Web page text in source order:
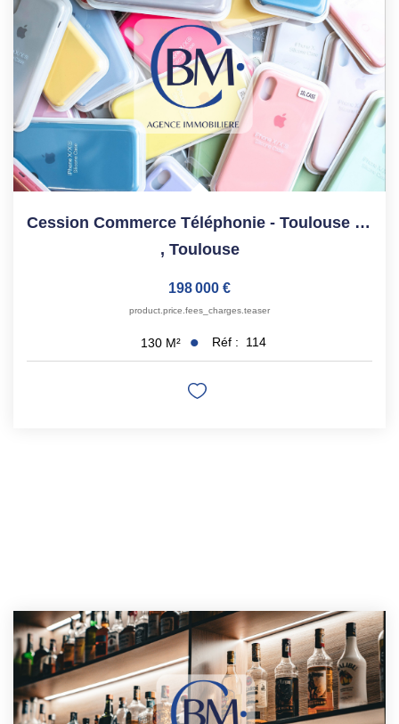
NOTRE AGENCE
CONTACT
Cession Commerce Téléphonie - Toulouse Hyper-Centre - 130 M²
, Toulouse
198 000 €
product.price.fees_charges.teaser
130 M² Réf : 114